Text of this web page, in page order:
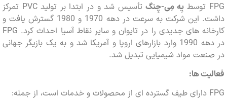
یِه مِی-چِنگ
تأسیس شد و در ابتدا بر تولید PVC تمرکز
داشت. این شرکت به سرعت در دهه 1970 و 1980 گسترش یافت و
کارخانه های جدیدی را در تایوان و سایر نقاط آسیا احداث کرد. FPG
در دهه 1990 وارد بازارهای اروپا و آمریکا شد و به یک بازیگر جهانی
مواد شیمیایی تبدیل شد.
ها: